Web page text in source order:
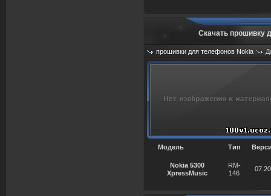
Скачать прошивку
прошивки для телефонов Nokia
Просмотров: 938
Модель Тип
Nokia5300
XpressMusic
RM-
146